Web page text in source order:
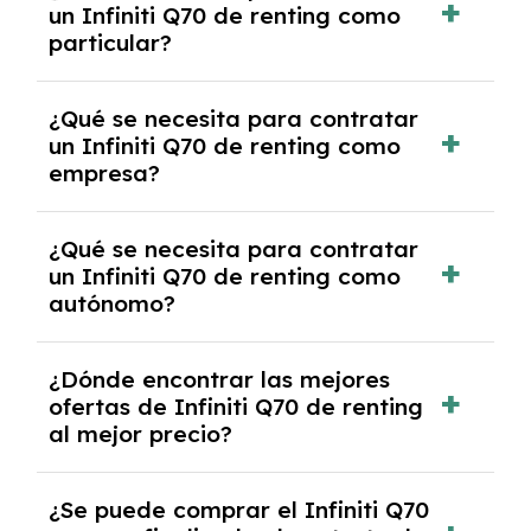
cancelación anticipada. Es importante revisar
las condiciones del contrato y hablar con un
experto que te asesore.
un Infiniti Q70 de renting como
particular?
y, en algunos casos, una consulta de solvencia
crediticia y un pago inicial.
¿Qué se necesita para contratar
un Infiniti Q70 de renting como
empresa?
documentación financiera y, en algunos
casos, un informe de solvencia de la empresa
y un pago inicial.
¿Qué se necesita para contratar
un Infiniti Q70 de renting como
autónomo?
autónomos, justificante de ingresos y, en
algunos casos, un informe fiscal y un pago
inicial.
¿Dónde encontrar las mejores
ofertas de Infiniti Q70 de renting
al mejor precio?
mejores ofertas de vehículos de renting con
¿Se puede comprar el Infiniti Q70